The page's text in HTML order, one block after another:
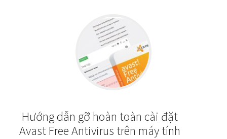
Hướng dẫn gỡ hoàn toàn cài đặt
Avast Free Antivirus trên máy tính